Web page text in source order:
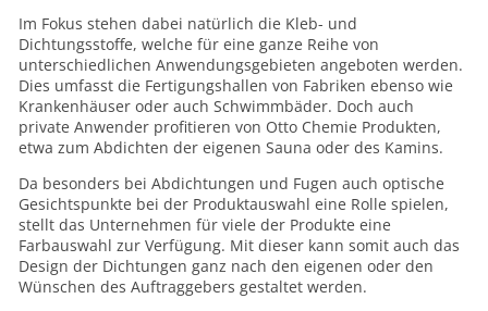
Im Fokus stehen dabei natürlich die Kleb- und
Dichtungsstoffe, welche für eine ganze Reihe von
unterschiedlichen Anwendungsgebieten angeboten werden.
Dies umfasst die Fertigungshallen von Fabriken ebenso wie
Krankenhäuser oder auch Schwimmbäder. Doch auch
private Anwender profitieren von Otto Chemie Produkten,
etwa zum Abdichten der eigenen Sauna oder des Kamins.
Da besonders bei Abdichtungen und Fugen auch optische
Gesichtspunkte bei der Produktauswahl eine Rolle spielen,
stellt das Unternehmen für viele der Produkte eine
Farbauswahl zur Verfügung. Mit dieser kann somit auch das
Design der Dichtungen ganz nach den eigenen oder den
Wünschen des Auftraggebers gestaltet werden.